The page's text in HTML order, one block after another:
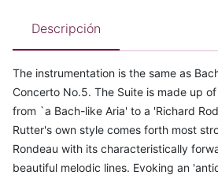
Descripción
The instrumentation is the same as
Concerto No.5. The Suite is made up
from `a Bach-like Aria' to a 'Richard
Rutter's own style comes forth most
Rondeau with its characteristically
beautiful melodic lines. Evoking an